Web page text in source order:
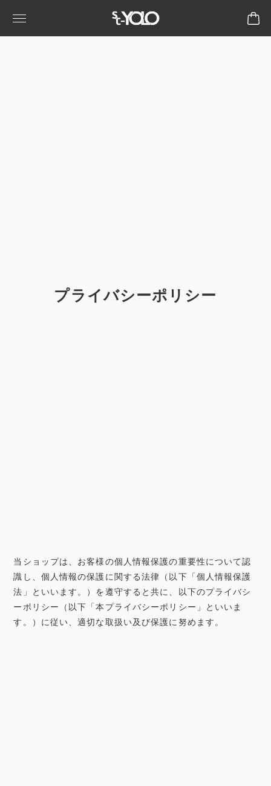
プライバシーポリシー
当ショップは、お客様の個人情報保護の重要性について認
識し、個人情報の保護に関する法律（以下「個人情報保護
法」といいます。）を遵守すると共に、以下のプライバシ
ーポリシー（以下「本プライバシーポリシー」といいま
す。）に従い、適切な取扱い及び保護に努めます。